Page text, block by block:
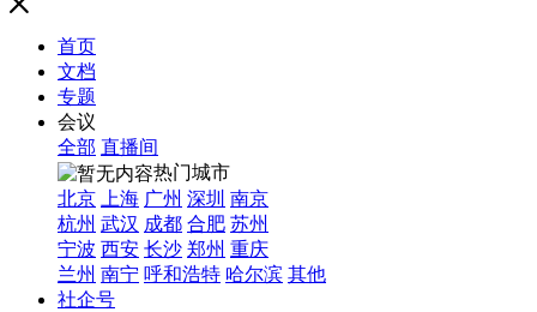
首页
文档
专题
会议
全部 直播间
热门城市
北京
上海 广州 深圳 南京
杭州 武汉 成都 合肥 苏州
宁波 西安 长沙 郑州 重庆
兰州 南宁 呼和浩特 哈尔滨 其他
社企号